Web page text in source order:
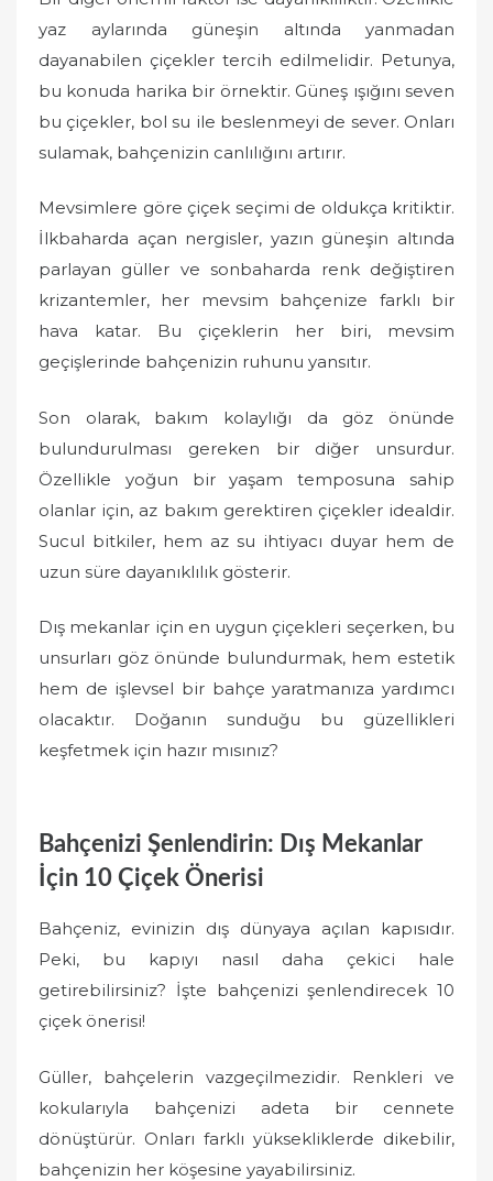
yaz aylarında güneşin altında yanmadan
dayanabilen çiçekler tercih edilmelidir. Petunya,
bu konuda harika bir örnektir. Güneş ışığını seven
bu çiçekler, bol su ile beslenmeyi de sever. Onları
sulamak, bahçenizin canlılığını artırır.
Mevsimlere göre çiçek seçimi de oldukça kritiktir.
İlkbaharda açan nergisler, yazın güneşin altında
parlayan güller ve sonbaharda renk değiştiren
krizantemler, her mevsim bahçenize farklı bir
hava katar. Bu çiçeklerin her biri, mevsim
geçişlerinde bahçenizin ruhunu yansıtır.
Son olarak, bakım kolaylığı da göz önünde
bulundurulması gereken bir diğer unsurdur.
Özellikle yoğun bir yaşam temposuna sahip
olanlar için, az bakım gerektiren çiçekler idealdir.
Sucul bitkiler, hem az su ihtiyacı duyar hem de
uzun süre dayanıklılık gösterir.
Dış mekanlar için en uygun çiçekleri seçerken, bu
unsurları göz önünde bulundurmak, hem estetik
hem de işlevsel bir bahçe yaratmanıza yardımcı
olacaktır. Doğanın sunduğu bu güzellikleri
keşfetmek için hazır mısınız?
Bahçenizi Şenlendirin: Dış Mekanlar
İçin 10 Çiçek Önerisi
Bahçeniz, evinizin dış dünyaya açılan kapısıdır.
Peki, bu kapıyı nasıl daha çekici hale
getirebilirsiniz? İşte bahçenizi şenlendirecek 10
çiçek önerisi!
Güller, bahçelerin vazgeçilmezidir. Renkleri ve
kokularıyla bahçenizi adeta bir cennete
dönüştürür. Onları farklı yüksekliklerde dikebilir,
bahçenizin her köşesine yayabilirsiniz.